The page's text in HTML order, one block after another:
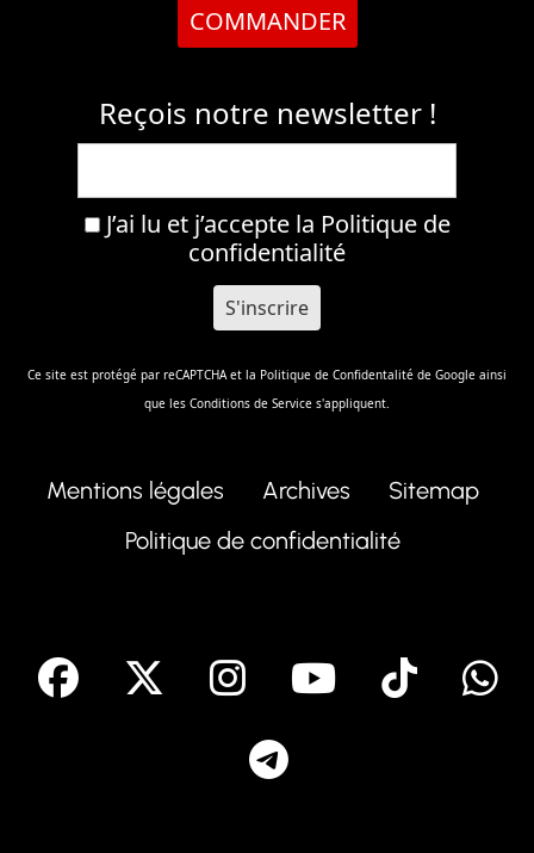
COMMANDER
Reçois notre newsletter !
J’ai lu et j’accepte la Politique de
confidentialité
Ce site est protégé par reCAPTCHA et la Politique de Confidentalité de Google ainsi
que les Conditions de Service s'appliquent.
Mentions légales Archives
Sitemap
Politique de confidentialité
facebook Instagram
Youtube
Tik